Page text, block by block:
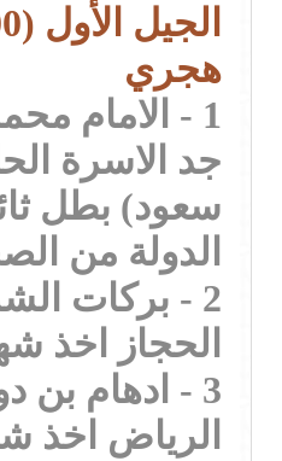
هجري
1 - الامام
جد الاسرة
سعود) بطل
الدولة من
2 - بركات
الحجاز اخذ
3 - ادهام بن
الرياض اخذ